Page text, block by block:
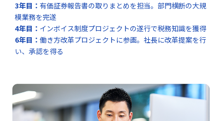
3年目： 有価証券報告書の取りまとめを担当。部門横断の大規
模業務を完遂
4年目： インボイス制度プロジェクトの遂行で税務知識を獲得
6年目： 働き方改革プロジェクトに参画。社長に改革提案を行
い、承認を得る